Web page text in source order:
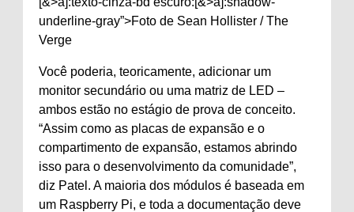
underline-gray”>Foto de Sean Hollister / The
Verge
Você poderia, teoricamente, adicionar um
monitor secundário ou uma matriz de LED –
ambos estão no estágio de prova de conceito.
“Assim como as placas de expansão e o
compartimento de expansão, estamos abrindo
isso para o desenvolvimento da comunidade”,
diz Patel. A maioria dos módulos é baseada em
um Raspberry Pi, e toda a documentação deve